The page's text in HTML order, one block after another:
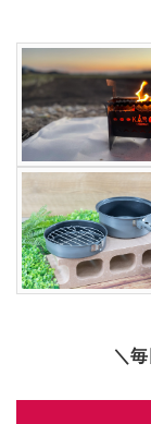
＼